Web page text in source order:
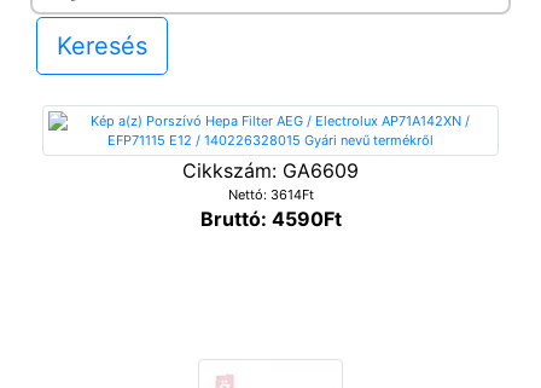
Keresés
Cikkszám: GA6609
Nettó: 3614Ft
Bruttó: 4590Ft